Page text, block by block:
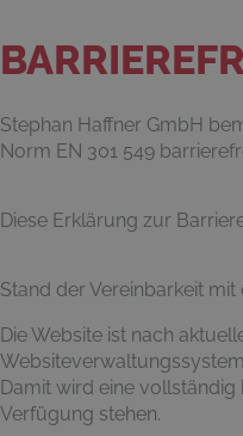
Stephan Haffner GmbH
Norm EN 301 549
Diese Erklärung zur
Stand der Vereinbarkeit
Die Website ist nach
Damit wird eine
Verfügung stehen.